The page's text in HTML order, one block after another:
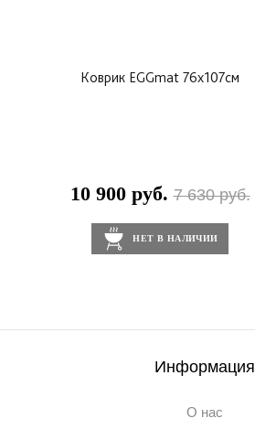
Коврик EGGmat 76х107см
10 900 руб.7 630 руб.
НЕТ В НАЛИЧИИ
Информация
О нас